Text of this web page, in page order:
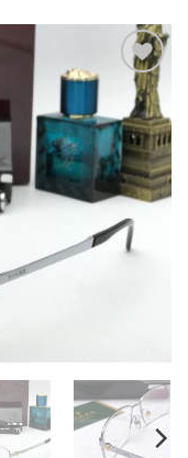
Add to
Wishlist